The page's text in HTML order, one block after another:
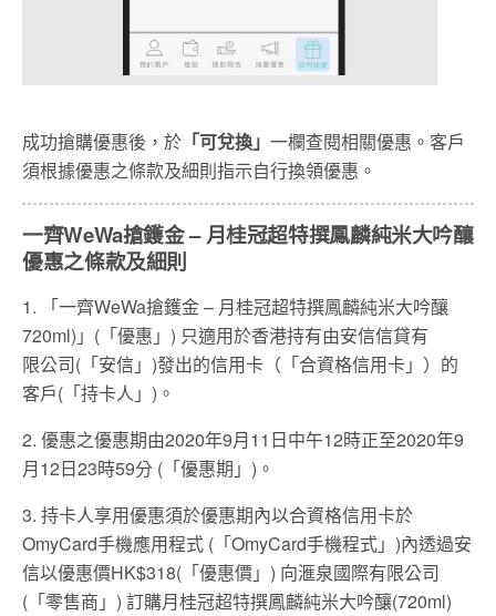
成功搶購優惠後，於 「可兌換」 一欄查閱相關優惠。客戶
須根據優惠之條款及細則指示自行換領優惠。
一齊WeWa搶鑊金 – 月桂冠超特撰鳳麟純米大吟釀
優惠之條款及細則
1. 「一齊WeWa搶鑊金 – 月桂冠超特撰鳳麟純米大吟釀
720ml)」(「優惠」) 只適用於香港持有由安信信貸有
限公司(「安信」)發出的信用卡（「合資格信用卡」）的
客戶(「持卡人」)。
2. 優惠之優惠期由2020年9月11日中午12時正至2020年9
月12日23時59分 (「優惠期」)。
3. 持卡人享用優惠須於優惠期內以合資格信用卡於
OmyCard手機應用程式 (「OmyCard手機程式」)內透過安
信以優惠價HK$318(「優惠價」) 向滙泉國際有限公司
(「零售商」) 訂購月桂冠超特撰鳳麟純米大吟釀(720ml)